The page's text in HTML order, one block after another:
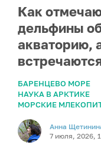
Как
дельфины
акваторию,
БАРЕНЦЕВО МОРЕ
НАУКА В АРКТИКЕ
МОРСКИЕ
Анна
7 июля, 2026,